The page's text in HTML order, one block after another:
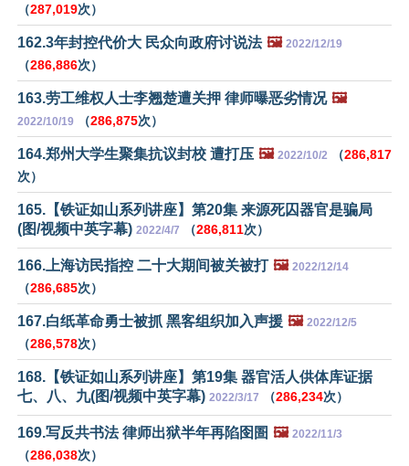
（287,019次）
162.3年封控代价大 民众向政府讨说法 🖼️ 2022/12/19
（286,886次）
163.劳工维权人士李翘楚遭关押 律师曝恶劣情况 🖼️
2022/10/19 （286,875次）
164.郑州大学生聚集抗议封校 遭打压 🖼️ 2022/10/2 （286,817
次）
165.【铁证如山系列讲座】第20集 来源死囚器官是骗局
(图/视频中英字幕) 2022/4/7 （286,811次）
166.上海访民指控 二十大期间被关被打 🖼️ 2022/12/14
（286,685次）
167.白纸革命勇士被抓 黑客组织加入声援 🖼️ 2022/12/5
（286,578次）
168.【铁证如山系列讲座】第19集 器官活人供体库证据
七、八、九(图/视频中英字幕) 2022/3/17 （286,234次）
169.写反共书法 律师出狱半年再陷囹圄 🖼️ 2022/11/3
（286,038次）